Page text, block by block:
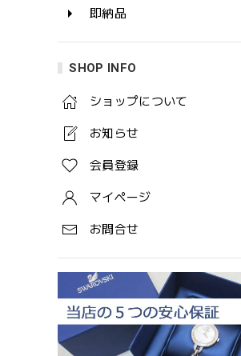
即納品
SHOP INFO
ショップについて
お知らせ
会員登録
マイページ
お問合せ